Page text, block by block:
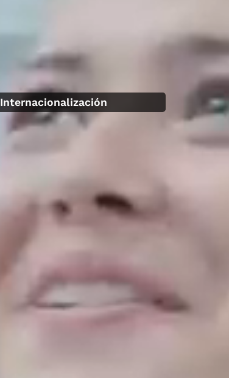
Internacionalización